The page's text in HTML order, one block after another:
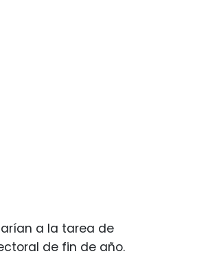
a la tarea de
de fin de año.